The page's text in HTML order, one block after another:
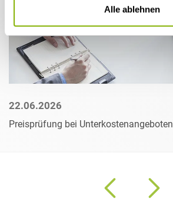
Alle ablehnen
22.06.2026
Preisprüfung bei Unterkostenangeboten